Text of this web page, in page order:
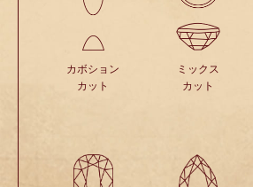
カボション
カット
ミックス
カット